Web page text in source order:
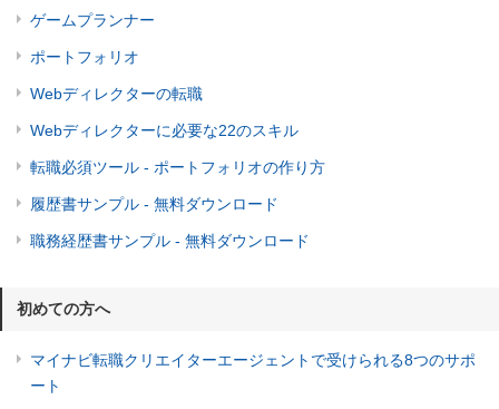
ゲームプランナー
ポートフォリオ
Webディレクターの転職
Webディレクターに必要な22のスキル
転職必須ツール - ポートフォリオの作り方
履歴書サンプル - 無料ダウンロード
職務経歴書サンプル - 無料ダウンロード
初めての方へ
マイナビ転職クリエイターエージェントで受けられる8つのサポ
ート